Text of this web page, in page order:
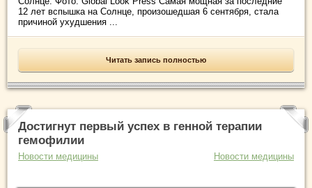
12 лет вспышка на Солнце, произошедшая 6 сентября, стала
причиной ухудшения ...
Читать запись полностью
Достигнут первый успех в генной терапии
гемофилии
Новости медицины Новости медицины